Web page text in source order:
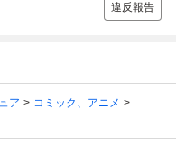
違反報告
ア
コミック、アニメ